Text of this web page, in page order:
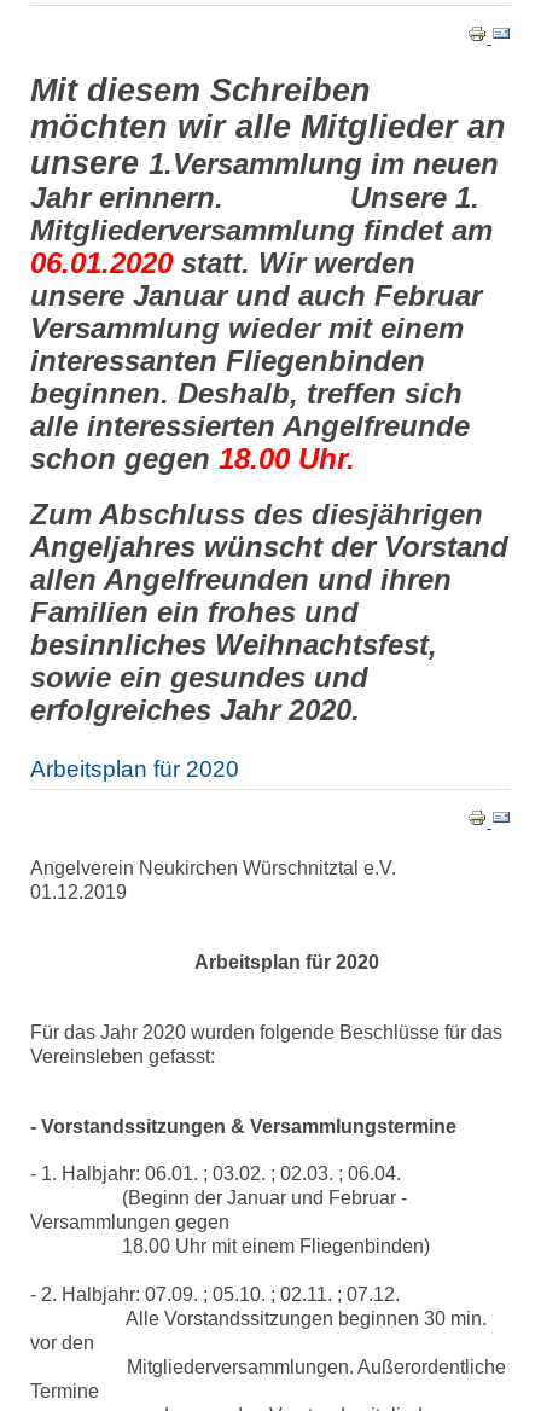
Mit diesem Schreiben
möchten wir alle Mitglieder an
unsere 1.Versammlung im neuen
Jahr erinnern. Unsere 1.
Mitgliederversammlung findet am
06.01.2020 statt. Wir werden
unsere Januar und auch Februar
Versammlung wieder mit einem
interessanten Fliegenbinden
beginnen. Deshalb, treffen sich
alle interessierten Angelfreunde
schon gegen 18.00 Uhr.
Zum Abschluss des diesjährigen
Angeljahres wünscht der Vorstand
allen Angelfreunden und ihren
Familien ein frohes und
besinnliches Weihnachtsfest,
sowie ein gesundes und
erfolgreiches Jahr 2020.
Arbeitsplan für 2020
Angelverein Neukirchen Würschnitztal e.V.
01.12.2019
Arbeitsplan für 2020
Für das Jahr 2020 wurden folgende Beschlüsse für das
Vereinsleben gefasst:
- Vorstandssitzungen & Versammlungstermine
- 1. Halbjahr: 06.01. ; 03.02. ; 02.03. ; 06.04.
(Beginn der Januar und Februar -
Versammlungen gegen
18.00 Uhr mit einem Fliegenbinden)
- 2. Halbjahr: 07.09. ; 05.10. ; 02.11. ; 07.12.
Alle Vorstandssitzungen beginnen 30 min.
vor den
Mitgliederversammlungen. Außerordentliche
Termine